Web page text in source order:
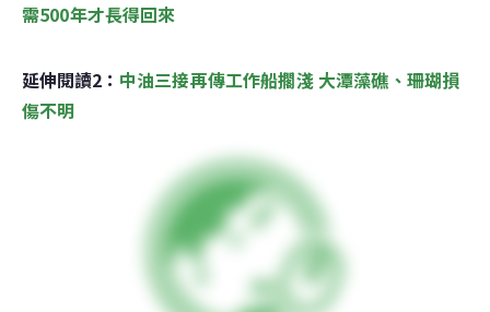
需500年才長得回來
延伸閱讀2： 中油三接再傳工作船擱淺 大潭藻礁、珊瑚損
傷不明